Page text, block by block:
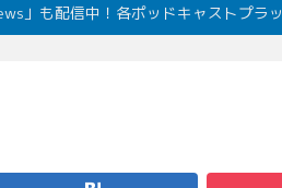
」も配信中！各ポッドキャストプラ